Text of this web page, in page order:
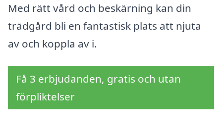
Med rätt vård och beskärning kan din
trädgård bli en fantastisk plats att njuta
av och koppla av i.
Få 3 erbjudanden, gratis och utan
förpliktelser